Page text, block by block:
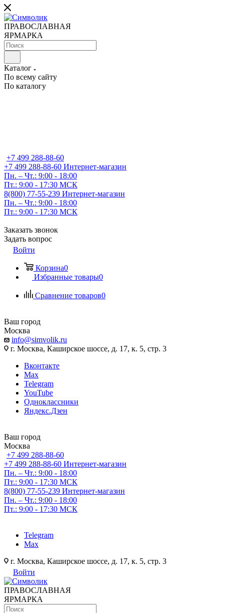
ПРАВОСЛАВНАЯ
ЯРМАРКА
Каталог
По всему сайту
По каталогу
+7 499 288-88-60
+7 499 288-88-60 Интернет-магазин
Пн. – Чт.: 9:00 - 18:00
Пт.: 9:00 - 17:30 МСК
8(800) 77-55-239 Интернет-магазин
Пн. – Чт.: 9:00 - 18:00
Пт.: 9:00 - 17:30 МСК
Заказать звонок
Задать вопрос
Войти
Корзина0
Избранные товары0
Сравнение товаров0
Ваш город
Москва
info@simvolik.ru
г. Москва, Каширское шоссе, д. 17, к. 5, стр. 3
Вконтакте
Max
Telegram
YouTube
Одноклассники
Яндекс.Дзен
Ваш город
Москва
+7 499 288-88-60
+7 499 288-88-60 Интернет-магазин
Пн. – Чт.: 9:00 - 18:00
Пт.: 9:00 - 17:30 МСК
8(800) 77-55-239 Интернет-магазин
Пн. – Чт.: 9:00 - 18:00
Пт.: 9:00 - 17:30 МСК
Telegram
Max
г. Москва, Каширское шоссе, д. 17, к. 5, стр. 3
Войти
ПРАВОСЛАВНАЯ
ЯРМАРКА